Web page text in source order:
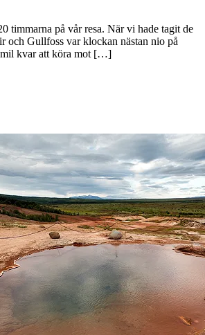
timmarna på vår resa. När vi hade tagit de
och Gullfoss var klockan nästan nio på
kvar att köra mot […]